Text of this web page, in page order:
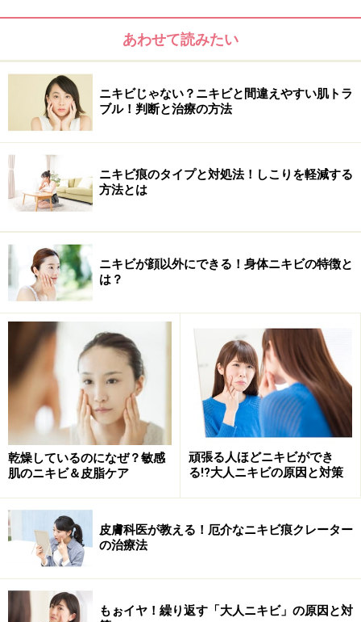
あわせて読みたい
ニキビじゃない？ニキビと間違えやすい肌トラ
ブル！判断と治療の方法
ニキビ痕のタイプと対処法！しこりを軽減する
方法とは
ニキビが顔以外にできる！身体ニキビの特徴と
は？
乾燥しているのになぜ？敏感
肌のニキビ＆皮脂ケア
頑張る人ほどニキビができ
る!?大人ニキビの原因と対策
皮膚科医が教える！厄介なニキビ痕クレーター
の治療法
もぉイヤ！繰り返す「大人ニキビ」の原因と対